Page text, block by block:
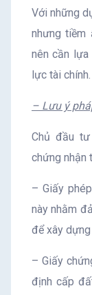
Với những
nhưng tiềm
nên cần
lực tài chính.
– Lưu ý
Chủ đầu
chứng nhận
– Giấy
này nhằm
để xây
– Giấy
định cấp